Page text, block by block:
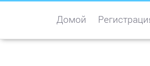
Домой